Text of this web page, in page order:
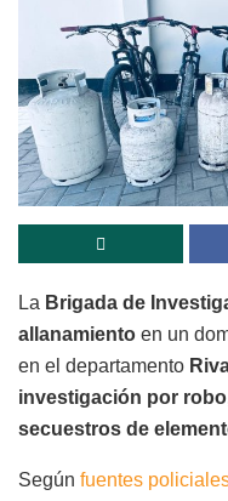
La Brigada de
allanamiento en un
en el departamento
investigación por robo
secuestros de
Según fuentes